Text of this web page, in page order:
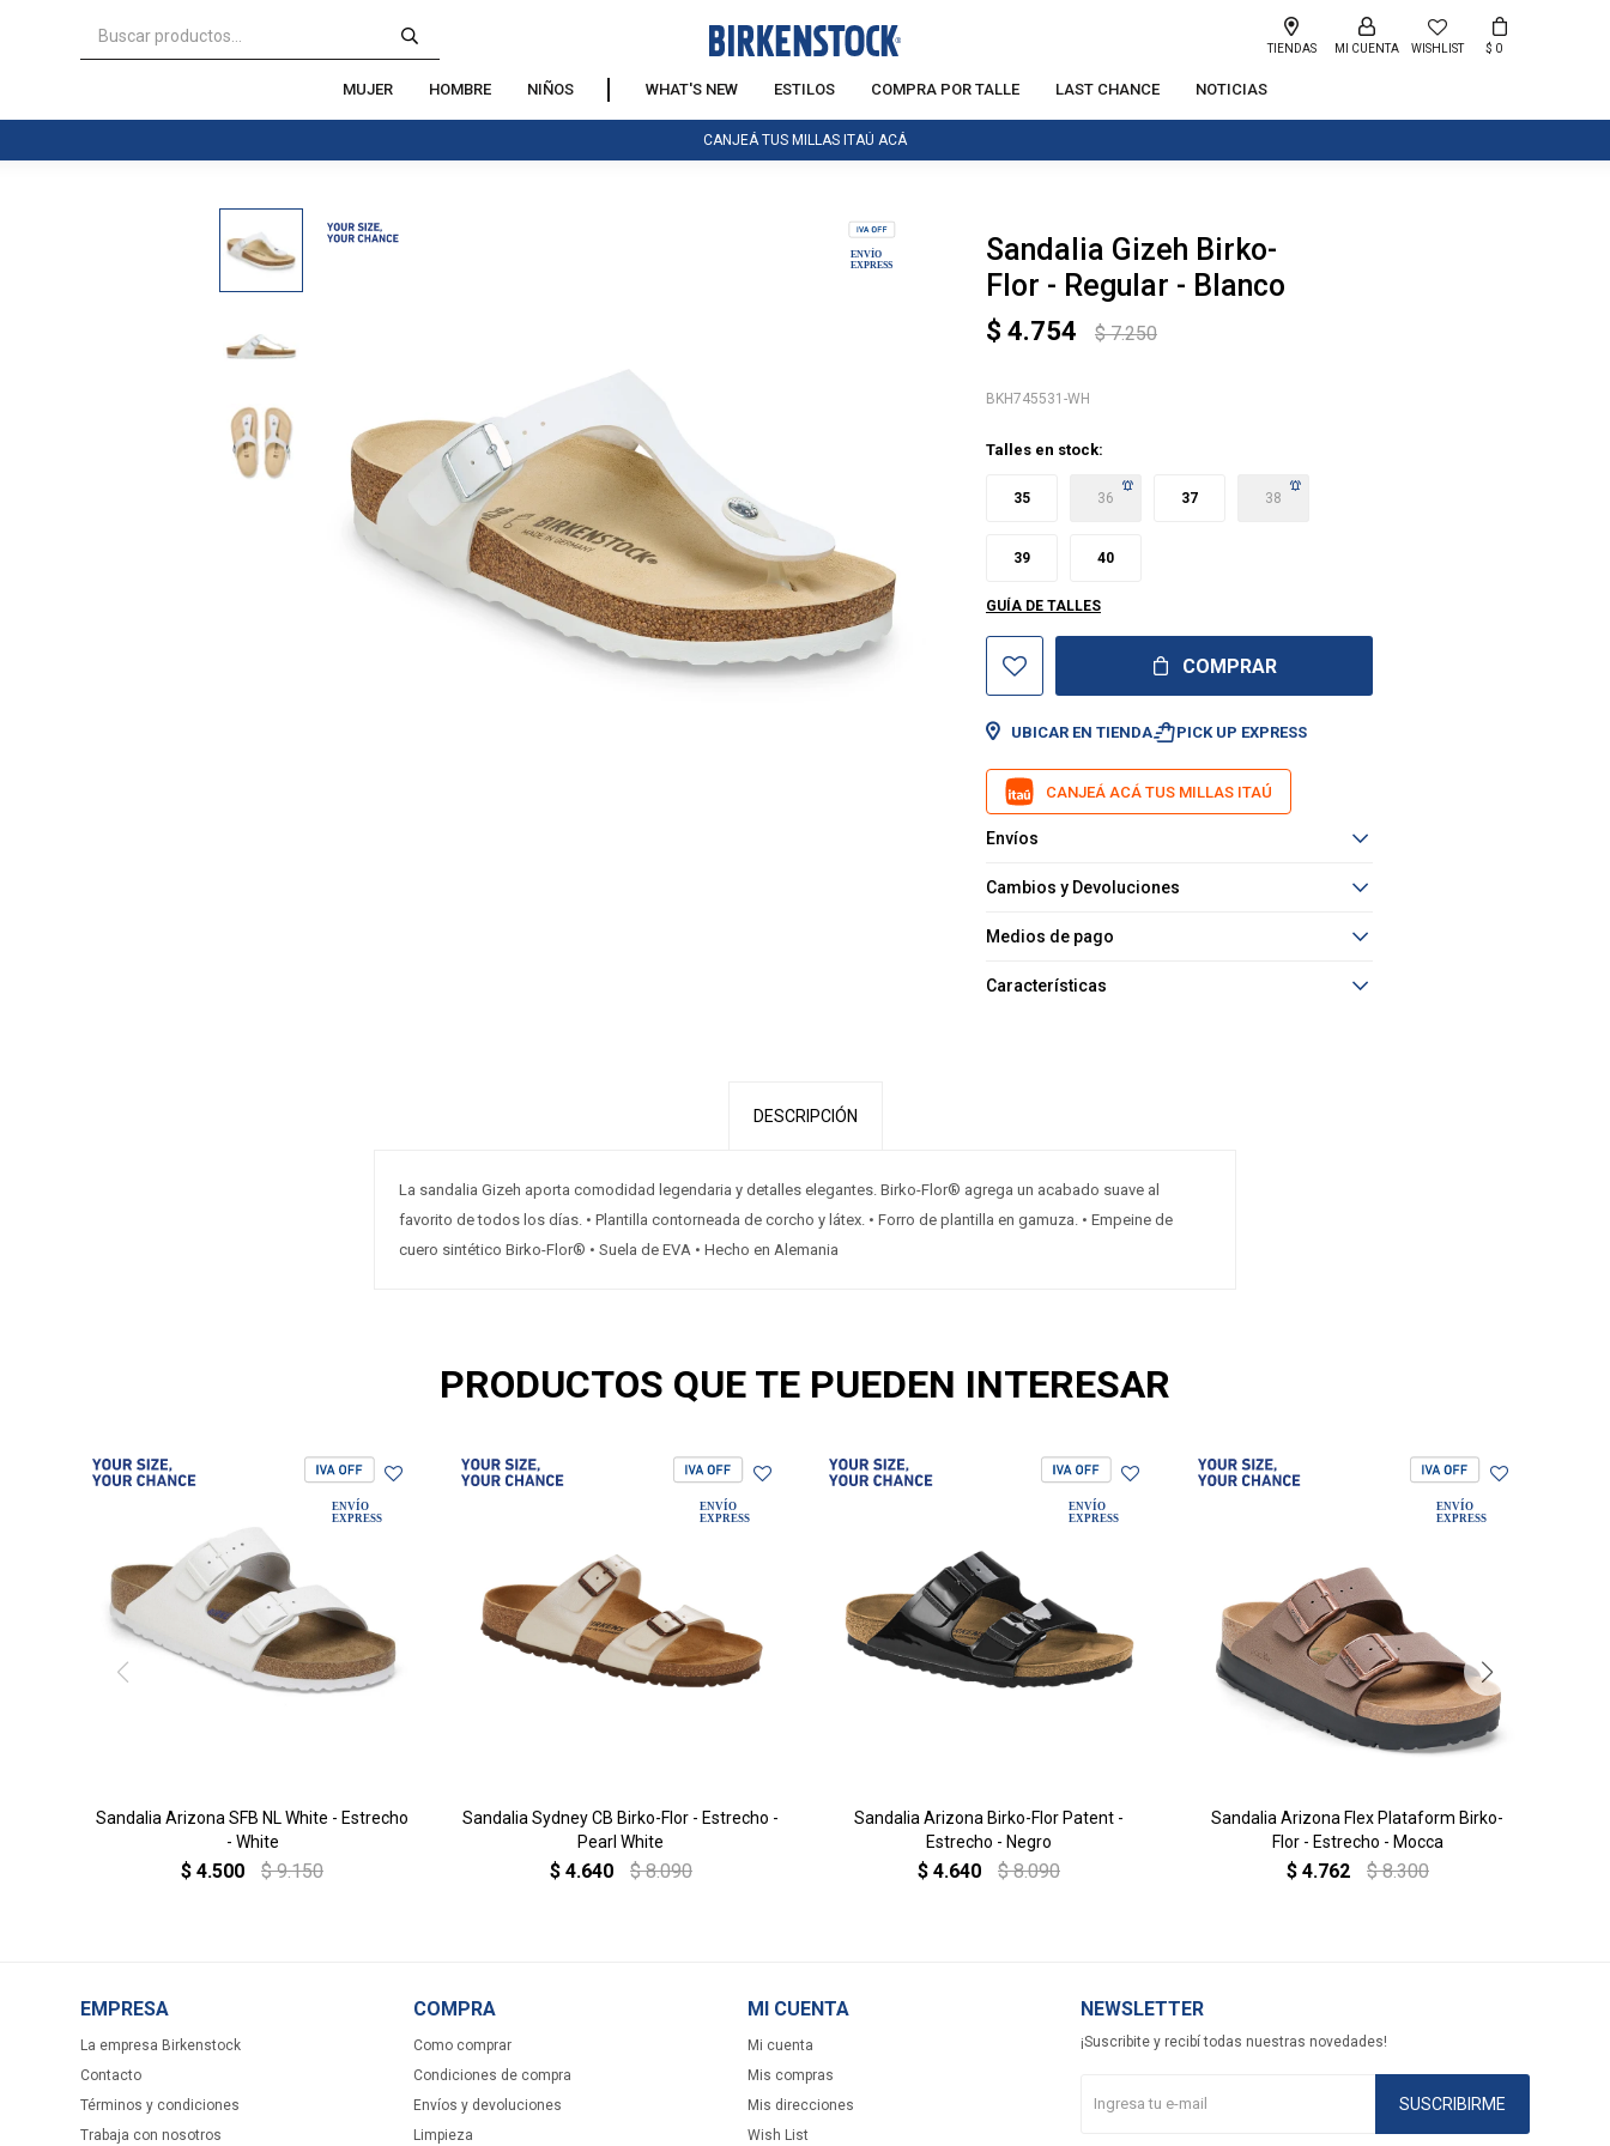
MUJER HOMBRE NIÑOS WHAT'S NEW ESTILOS COMPRA POR TALLE LAST CHANCE NOTICIAS
WISHLIST
TIENDAS $ 0
CANJEÁ TUS MILLAS ITAÚ ACÁ
Sandalia Gizeh Birko-
Flor - Regular - Blanco
$ 4.754 $ 7.250
BKH745531-WH
Talles en stock:
35 36 37 38
39 40
GUÍA DE TALLES
COMPRAR
UBICAR EN TIENDAshopping_bag_speedPICK UP EXPRESS
CANJEÁ ACÁ TUS MILLAS ITAÚ
Envíos
Cambios y Devoluciones
Medios de pago
Características
DESCRIPCIÓN
La sandalia Gizeh aporta comodidad legendaria y detalles elegantes. Birko-Flor® agrega un acabado suave al
favorito de todos los días. • Plantilla contorneada de corcho y látex. • Forro de plantilla en gamuza. • Empeine de
cuero sintético Birko-Flor® • Suela de EVA • Hecho en Alemania
PRODUCTOS QUE TE PUEDEN INTERESAR
Sandalia Arizona SFB NL White - Estrecho
- White
$ 4.500 $ 9.150
Sandalia Sydney CB Birko-Flor - Estrecho -
Pearl White
$ 4.640 $ 8.090
Sandalia Arizona Birko-Flor Patent -
Estrecho - Negro
$ 4.640 $ 8.090
Sandalia Arizona Flex Plataform Birko-
Flor - Estrecho - Mocca
$ 4.762 $ 8.300
NOTIFICARME
EMPRESA
La empresa Birkenstock
Contacto
Términos y condiciones
Trabaja con nosotros
COMPRA
Como comprar
Condiciones de compra
Envíos y devoluciones
Limpieza
MI CUENTA
Mi cuenta
Mis compras
Mis direcciones
Wish List
NEWSLETTER
¡Suscribite y recibí todas nuestras novedades!
SUSCRIBIRME